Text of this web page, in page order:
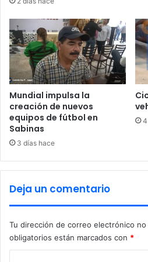
l
a
c
o
l
o
n
i
a
I
n
f
v
i
i
o
n
e
s
e
n
M
ú
z
q
c
o
o
p
c
Mundial impulsa la
creación de nuevos
equipos de fútbol en
Sabinas
3 días hace
Deja un comentario
Tu dirección de correo electrónico no
obligatorios están marcados con *